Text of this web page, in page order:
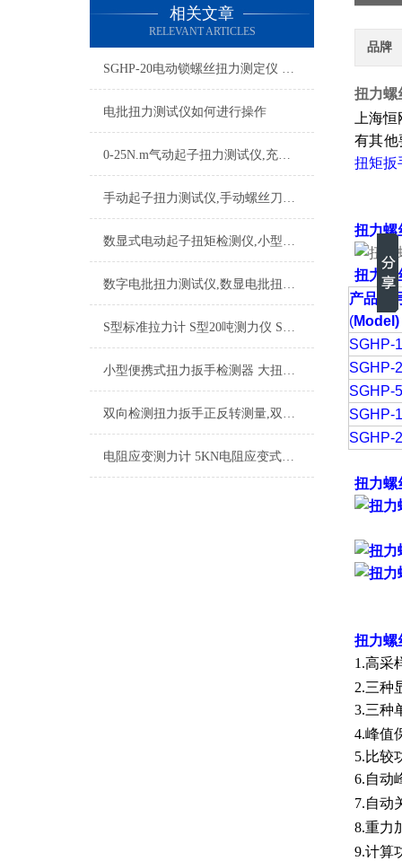
相关文章
RELEVANT ARTICLES
SGHP-20电动锁螺丝扭力测定仪 电动扭矩起子检定仪厂家
电批扭力测试仪如何进行操作
0-25N.m气动起子扭力测试仪,充电式螺丝起子扭力测试仪厂家
手动起子扭力测试仪,手动螺丝刀头数显扭力测试仪
数显式电动起子扭矩检测仪,小型电批扭力测试仪2N.m量程
数字电批扭力测试仪,数显电批扭力测试仪,电批风批扭力测试仪
S型标准拉力计 S型20吨测力仪 S型数显式拉力计生产商
小型便携式扭力扳手检测器 大扭矩扭力扳手鉴定仪 适用于扭力扳手的鉴定
双向检测扭力扳手正反转测量,双向棘轮扭力扳手可换头设计
电阻应变测力计 5KN电阻应变式压力计 应变式测力仪 微型数字拉压测力计
品牌
扭力螺
上海
有其他
扭矩扳
扭力螺
扭力螺
产品型
(Model)
SGHP-
SGHP-
SGHP-
SGHP-
SGHP-
扭力螺
扭力螺
1.高采
2.三种
3.三种
4.峰值
5.比较
6.自动
7.自动
8.重力
9.计算